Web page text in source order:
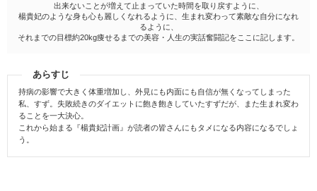
出来ないことが増えて止まっていた時間を取り戻すように、
楊貴妃のような身も心も麗しくなれるように、生まれ変わって素敵な自分になれ
るように、
それまでの目標約20kg痩せるまでの美容・人生の実話奮闘記をここに記します。
あらすじ
持病の影響で大きく体重増加し、外見にも内面にも自信が無くなってしまった
私、すず。失敗続きのダイエットに飽き飽きしていたすずだが、また生まれ変わ
ることを一大決心。
これから始まる『楊貴妃計画』が読者の皆さんにもタメになる内容になるでしょ
う。